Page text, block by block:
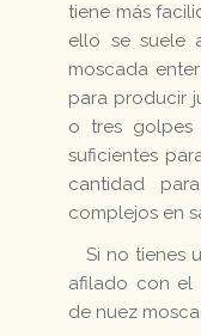
tiene más
ello se suele
moscada
para producir
o tres golpes
suficientes
cantidad
complejos en
Si no tienes
afilado con el
de nuez